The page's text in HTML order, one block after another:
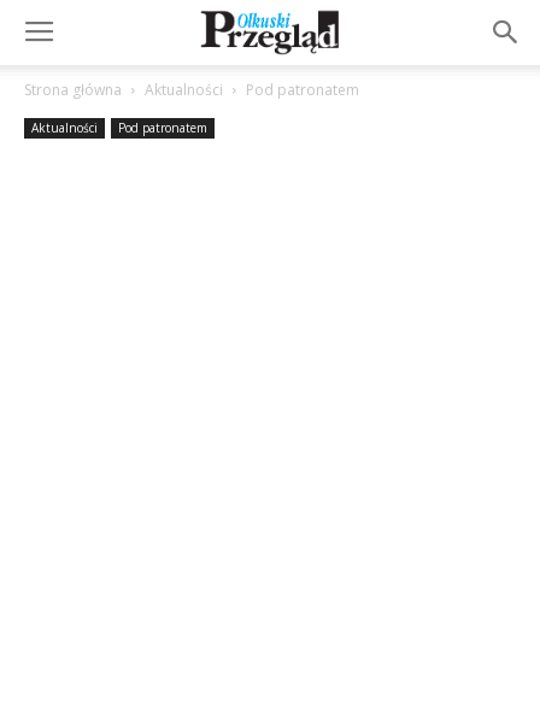
Strona główna Aktualności Pod patronatem
Aktualności Pod patronatem